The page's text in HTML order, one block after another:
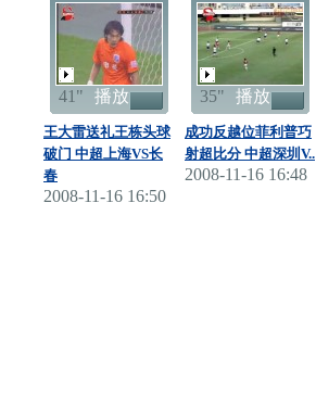
41" 播放
王大雷送礼王栋头球
破门 中超上海VS长
春
2008-11-16 16:50
35" 播放
成功反越位菲利普巧
射超比分 中超深圳V..
2008-11-16 16:48